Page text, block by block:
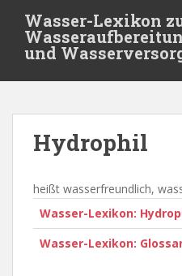
t
Wasser-Lexikon
und
Hydrophil
heißt wasserfreundlich,
Wasser-Lexikon:
Wasser-Lexikon: